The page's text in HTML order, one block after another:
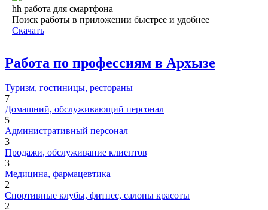
hh работа для смартфона
Поиск работы в приложении быстрее и удобнее
Скачать
Работа по профессиям в Архызе
Туризм, гостиницы, рестораны
7
Домашний, обслуживающий персонал
5
Административный персонал
3
Продажи, обслуживание клиентов
3
Медицина, фармацевтика
2
Спортивные клубы, фитнес, салоны красоты
2